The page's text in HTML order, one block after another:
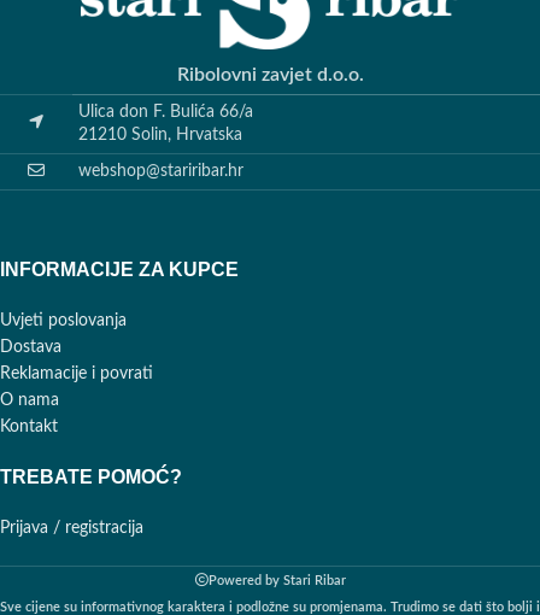
Ribolovni zavjet d.o.o.
Ulica don F. Bulića 66/a
21210 Solin, Hrvatska
webshop@stariribar.hr
INFORMACIJE ZA KUPCE
Uvjeti poslovanja
Dostava
Reklamacije i povrati
O nama
Kontakt
TREBATE POMOĆ?
Prijava / registracija
Powered by Stari Ribar
Sve cijene su informativnog karaktera i podložne su promjenama. Trudimo se dati što bolji i